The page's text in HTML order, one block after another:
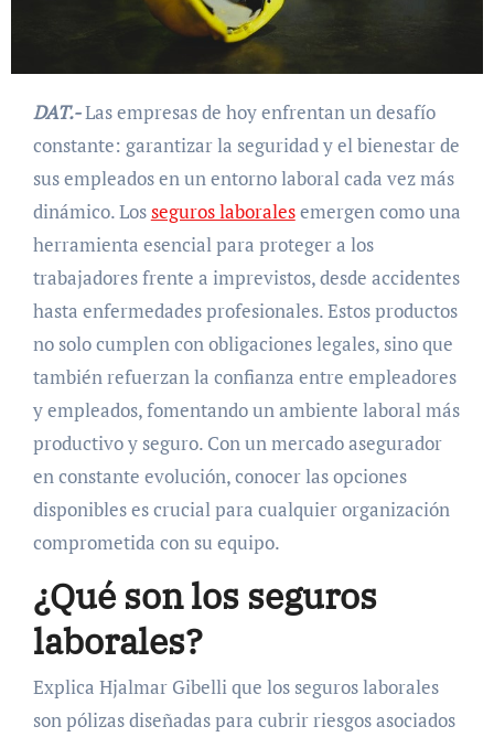
DAT.-Las empresas de hoy enfrentan un desafío
constante: garantizar la seguridad y el bienestar de
sus empleados en un entorno laboral cada vez más
dinámico. Losseguros laboralesemergen como una
herramienta esencial para proteger a los
trabajadores frente a imprevistos, desde accidentes
hasta enfermedades profesionales. Estos productos
no solo cumplen con obligaciones legales, sino que
también refuerzan la confianza entre empleadores
y empleados, fomentando un ambiente laboral más
productivo y seguro. Con un mercado asegurador
en constante evolución, conocer las opciones
disponibles es crucial para cualquier organización
comprometida con su equipo.
¿Qué son los seguros
laborales?
Explica Hjalmar Gibelli que los seguros laborales
son pólizas diseñadas para cubrir riesgos asociados